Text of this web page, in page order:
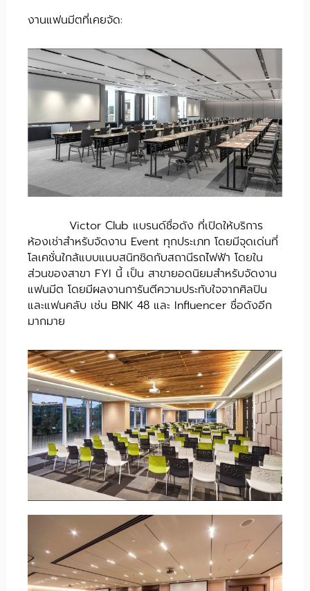
งานแฟนมีตที่เคยจัด:
Victor Club แบรนด์ชื่อดัง ที่เปิดให้บริการ
ห้องเช่าสำหรับจัดงาน Event ทุกประเภท โดยมีจุดเด่นที่
โลเคชั่นใกล้แบบแนบสนิทชิดกับสถานีรถไฟฟ้า โดยใน
ส่วนของสาขา FYI นี้ เป็น สาขายอดนิยมสำหรับจัดงาน
แฟนมีต โดยมีผลงานการันตีความประทับใจจากศิลปิน
และแฟนคลับ เช่น BNK 48 และ Influencer ชื่อดังอีก
มากมาย